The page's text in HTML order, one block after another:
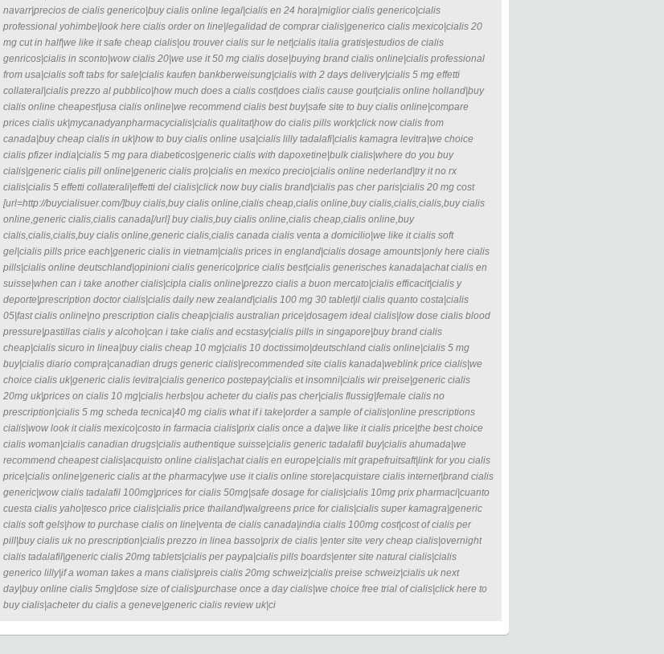
navarr|precios de cialis generico|buy cialis online legal|cialis en 24 hora|miglior cialis generico|cialis
professional yohimbe|look here cialis order on line|legalidad de comprar cialis|generico cialis mexico|cialis 20
mg cut in half|we like it safe cheap cialis|ou trouver cialis sur le net|cialis italia gratis|estudios de cialis
genricos|cialis in sconto|wow cialis 20|we use it 50 mg cialis dose|buying brand cialis online|cialis professional
from usa|cialis soft tabs for sale|cialis kaufen bankberweisung|cialis with 2 days delivery|cialis 5 mg effetti
collateral|cialis prezzo al pubblico|how much does a cialis cost|does cialis cause gout|cialis online holland|buy
cialis online cheapest|usa cialis online|we recommend cialis best buy|safe site to buy cialis online|compare
prices cialis uk|mycanadyanpharmacycialis|cialis qualitat|how do cialis pills work|click now cialis from
canada|buy cheap cialis in uk|how to buy cialis online usa|cialis lilly tadalafi|cialis kamagra levitra|we choice
cialis pfizer india|cialis 5 mg para diabeticos|generic cialis with dapoxetine|bulk cialis|where do you buy
cialis|generic cialis pill online|generic cialis pro|cialis en mexico precio|cialis online nederland|try it no rx
cialis|cialis 5 effetti collaterali|effetti del cialis|click now buy cialis brand|cialis pas cher paris|cialis 20 mg cost
[url=http://buycialisuer.com/]buy cialis,buy cialis online,cialis cheap,cialis online,buy cialis,cialis,cialis,buy cialis
online,generic cialis,cialis canada[/url] buy cialis,buy cialis online,cialis cheap,cialis online,buy
cialis,cialis,cialis,buy cialis online,generic cialis,cialis canada cialis venta a domicilio|we like it cialis soft
gel|cialis pills price each|generic cialis in vietnam|cialis prices in england|cialis dosage amounts|only here cialis
pills|cialis online deutschland|opinioni cialis generico|price cialis best|cialis generisches kanada|achat cialis en
suisse|when can i take another cialis|cipla cialis online|prezzo cialis a buon mercato|cialis efficacit|cialis y
deporte|prescription doctor cialis|cialis daily new zealand|cialis 100 mg 30 tablet|il cialis quanto costa|cialis
05|fast cialis online|no prescription cialis cheap|cialis australian price|dosagem ideal cialis|low dose cialis blood
pressure|pastillas cialis y alcoho|can i take cialis and ecstasy|cialis pills in singapore|buy brand cialis
cheap|cialis sicuro in linea|buy cialis cheap 10 mg|cialis 10 doctissimo|deutschland cialis online|cialis 5 mg
buy|cialis diario compra|canadian drugs generic cialis|recommended site cialis kanada|weblink price cialis|we
choice cialis uk|generic cialis levitra|cialis generico postepay|cialis et insomni|cialis wir preise|generic cialis
20mg uk|prices on cialis 10 mg|cialis herbs|ou acheter du cialis pas cher|cialis flussig|female cialis no
prescription|cialis 5 mg scheda tecnica|40 mg cialis what if i take|order a sample of cialis|online prescriptions
cialis|wow look it cialis mexico|costo in farmacia cialis|prix cialis once a da|we like it cialis price|the best choice
cialis woman|cialis canadian drugs|cialis authentique suisse|cialis generic tadalafil buy|cialis ahumada|we
recommend cheapest cialis|acquisto online cialis|achat cialis en europe|cialis mit grapefruitsaft|link for you cialis
price|cialis online|generic cialis at the pharmacy|we use it cialis online store|acquistare cialis internet|brand cialis
generic|wow cialis tadalafil 100mg|prices for cialis 50mg|safe dosage for cialis|cialis 10mg prix pharmaci|cuanto
cuesta cialis yaho|tesco price cialis|cialis price thailand|walgreens price for cialis|cialis super kamagra|generic
cialis soft gels|how to purchase cialis on line|venta de cialis canada|india cialis 100mg cost|cost of cialis per
pill|buy cialis uk no prescription|cialis prezzo in linea basso|prix de cialis |enter site very cheap cialis|overnight
cialis tadalafil|generic cialis 20mg tablets|cialis per paypa|cialis pills boards|enter site natural cialis|cialis
generico lilly|if a woman takes a mans cialis|preis cialis 20mg schweiz|cialis preise schweiz|cialis uk next
day|buy online cialis 5mg|dose size of cialis|purchase once a day cialis|we choice free trial of cialis|click here to
buy cialis|acheter du cialis a geneve|generic cialis review uk|ci